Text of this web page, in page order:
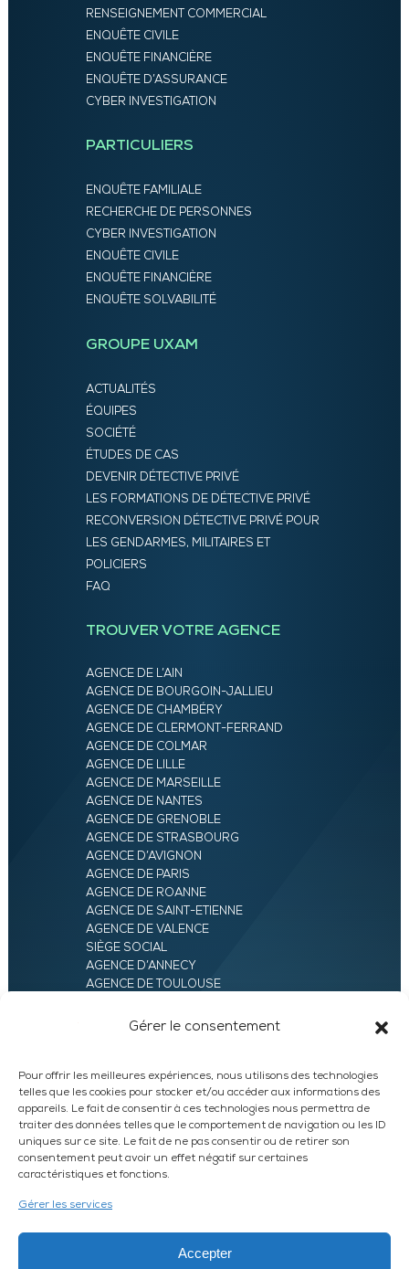
Gérer le consentement
Pour offrir les meilleures expériences, nous utilisons des technologies
telles que les cookies pour stocker et/ou accéder aux informations des
appareils. Le fait de consentir à ces technologies nous permettra de
traiter des données telles que le comportement de navigation ou les ID
uniques sur ce site. Le fait de ne pas consentir ou de retirer son
consentement peut avoir un effet négatif sur certaines
caractéristiques et fonctions.
Gérer les services
Accepter
RENSEIGNEMENT COMMERCIAL
ENQUÊTE CIVILE
ENQUÊTE FINANCIÈRE
ENQUÊTE D’ASSURANCE
CYBER INVESTIGATION
PARTICULIERS
ENQUÊTE FAMILIALE
RECHERCHE DE PERSONNES
CYBER INVESTIGATION
ENQUÊTE CIVILE
ENQUÊTE FINANCIÈRE
ENQUÊTE SOLVABILITÉ
GROUPE UXAM
ACTUALITÉS
ÉQUIPES
SOCIÉTÉ
ÉTUDES DE CAS
DEVENIR DÉTECTIVE PRIVÉ
LES FORMATIONS DE DÉTECTIVE PRIVÉ
RECONVERSION DÉTECTIVE PRIVÉ POUR
LES GENDARMES, MILITAIRES ET
POLICIERS
FAQ
TROUVER VOTRE AGENCE
AGENCE DE L’AIN
AGENCE DE BOURGOIN-JALLIEU
AGENCE DE CHAMBÉRY
AGENCE DE CLERMONT-FERRAND
AGENCE DE COLMAR
AGENCE DE LILLE
AGENCE DE MARSEILLE
AGENCE DE NANTES
AGENCE DE GRENOBLE
AGENCE DE STRASBOURG
AGENCE D’AVIGNON
AGENCE DE PARIS
AGENCE DE ROANNE
AGENCE DE SAINT-ETIENNE
AGENCE DE VALENCE
SIÈGE SOCIAL
AGENCE D’ANNECY
AGENCE DE TOULOUSE
AGENCE D’ORLÉANS